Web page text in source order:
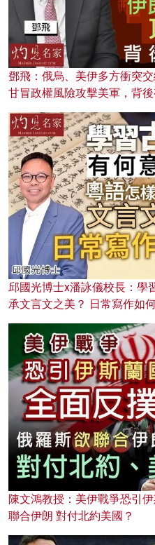
鄧飛：俄烏、美伊多方衝突
甘冒政權風險攻擊美軍，背後
邱國光博士x潘詠儀校長：學
承文言文之美？ 日常寫作如
陳文鴻教授：美伊戰爭恐引
聯合伊朗 對付北約美國？